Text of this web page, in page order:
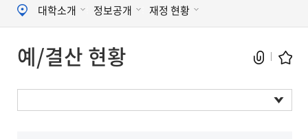
대학소개 정보공개 재정 현황
예/결산 현황